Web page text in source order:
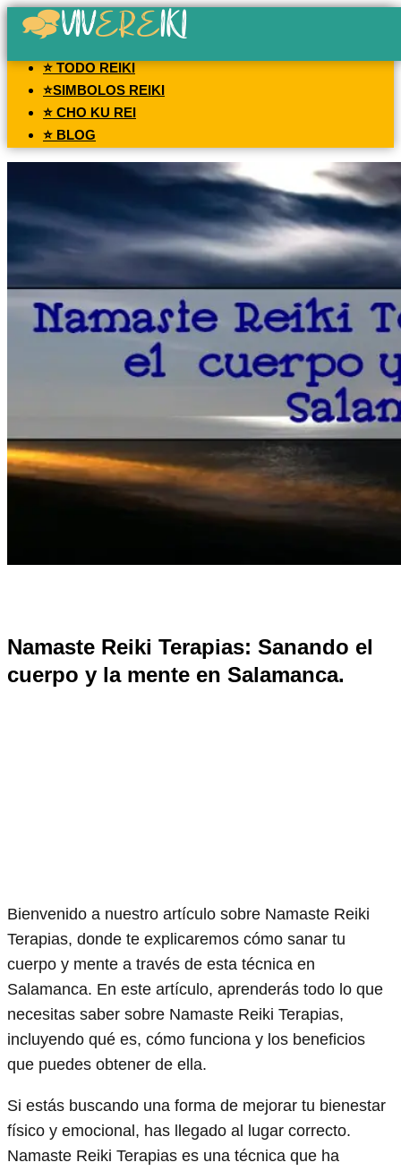
⭐ TODO REIKI
⭐SIMBOLOS REIKI
⭐ CHO KU REI
⭐ BLOG
Namaste Reiki Terapias: Sanando el
cuerpo y la mente en Salamanca.
Bienvenido a nuestro artículo sobre Namaste Reiki
Terapias, donde te explicaremos cómo sanar tu
cuerpo y mente a través de esta técnica en
Salamanca. En este artículo, aprenderás todo lo que
necesitas saber sobre Namaste Reiki Terapias,
incluyendo qué es, cómo funciona y los beneficios
que puedes obtener de ella.
Si estás buscando una forma de mejorar tu bienestar
físico y emocional, has llegado al lugar correcto.
Namaste Reiki Terapias es una técnica que ha